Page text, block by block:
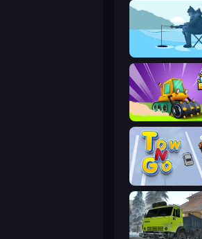
Home Builder 3D
Tow N Go